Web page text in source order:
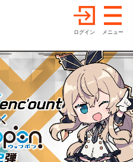
ログイン メニュー